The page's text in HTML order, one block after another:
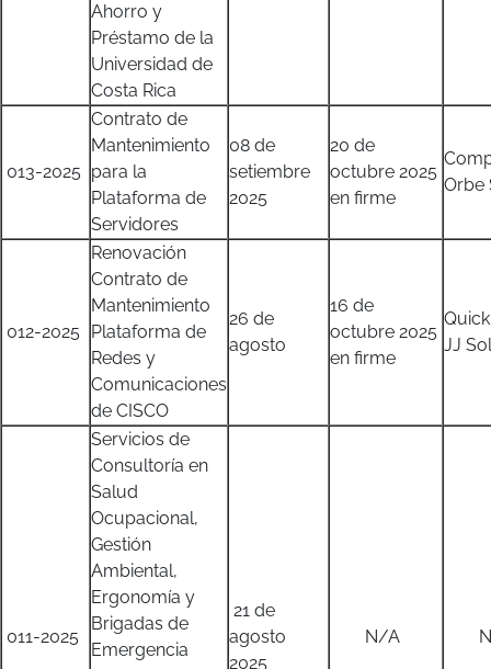
Ahorro y
Préstamo de la
Universidad de
Costa Rica
013-2025
Contrato de
Mantenimiento
para la
Plataforma de
Servidores
08 de
setiembre
2025
20 de
octubre 2025
en firme
Orbe
012-2025
Renovación
Contrato de
Mantenimiento
Plataforma de
Redes y
Comunicaciones
de CISCO
26 de
agosto
16 de
octubre 2025
en firme
JJ
011-2025
Servicios de
Consultoría en
Salud
Ocupacional,
Gestión
Ambiental,
Ergonomía y
Brigadas de
Emergencia
21 de
agosto
2025
N/A